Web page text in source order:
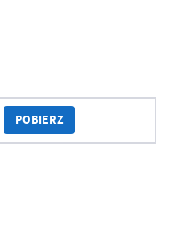
POBIERZ